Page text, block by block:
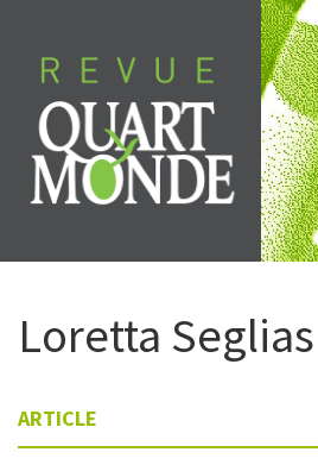
contenu
Loretta Seglias
ARTICLE